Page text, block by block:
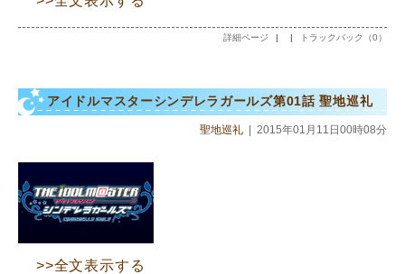
詳細ページ | | トラックバック（0）
アイドルマスターシンデレラガールズ第01話 聖地巡礼
聖地巡礼 | 2015年01月11日00時08分
>>全文表示する